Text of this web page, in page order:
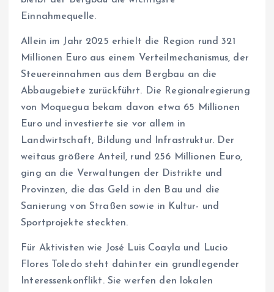
Einnahmequelle.
Allein im Jahr 2025 erhielt die Region rund 321
Millionen Euro aus einem Verteilmechanismus, der
Steuereinnahmen aus dem Bergbau an die
Abbaugebiete zurückführt. Die Regionalregierung
von Moquegua bekam davon etwa 65 Millionen
Euro und investierte sie vor allem in
Landwirtschaft, Bildung und Infrastruktur. Der
weitaus größere Anteil, rund 256 Millionen Euro,
ging an die Verwaltungen der Distrikte und
Provinzen, die das Geld in den Bau und die
Sanierung von Straßen sowie in Kultur- und
Sportprojekte steckten.
Für Aktivisten wie José Luis Coayla und Lucio
Flores Toledo steht dahinter ein grundlegender
Interessenkonflikt. Sie werfen den lokalen